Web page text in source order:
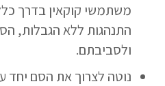
משתמשי קוקאין בדרך
התנהגות ללא הגבלות,
ולסביבתם.
נוטה לצרוך את הסם יחד